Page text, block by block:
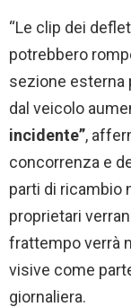
“Le clip dei
potrebbero
sezione esterna
dal veicolo
incidente”,
concorrenza e
parti di ricambio
proprietari
frattempo verrà
visive come
giornaliera.